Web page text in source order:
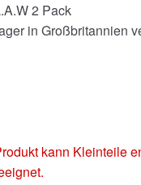
2 Pack
in Großbritannien
kann Kleinteile